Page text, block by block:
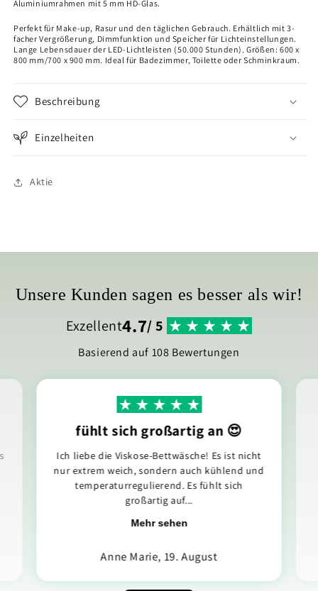
Aluminiumrahmen mit 5 mm HD-Glas.
Perfekt für Make-up, Rasur und den täglichen Gebrauch. Erhältlich mit 3-
facher Vergrößerung, Dimmfunktion und Speicher für Lichteinstellungen.
Lange Lebensdauer der LED-Lichtleisten (50.000 Stunden). Größen: 600 x
800 mm/700 x 900 mm. Ideal für Badezimmer, Toilette oder Schminkraum.
Beschreibung
Einzelheiten
Aktie
Unsere Kunden sagen es besser als wir!
Exzellent4.7/ 5
Basierend auf 108 Bewertungen
fühlt sich großartig an 😍
Ich liebe die Viskose-Bettwäsche! Es ist nicht
nur extrem weich, sondern auch kühlend und
temperaturregulierend. Es fühlt sich
großartig auf...
Mehr sehen
Anne Marie, 19. August